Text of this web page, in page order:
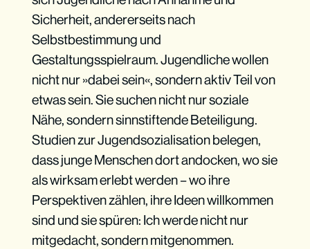
Sicherheit, andererseits nach
Selbstbestimmung und
Gestaltungsspielraum. Jugendliche wollen
nicht nur »dabei sein«, sondern aktiv Teil von
etwas sein. Sie suchen nicht nur soziale
Nähe, sondern sinnstiftende Beteiligung.
Studien zur Jugendsozialisation belegen,
dass junge Menschen dort andocken, wo sie
als wirksam erlebt werden – wo ihre
Perspektiven zählen, ihre Ideen willkommen
sind und sie spüren: Ich werde nicht nur
mitgedacht, sondern mitgenommen.